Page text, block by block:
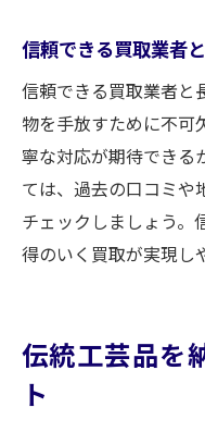
信頼できる買取業者
信頼できる買取業者と
物を手放すために不可
寧な対応が期待できる
ては、過去の口コミや
チェックしましょう。
得のいく買取が実現し
伝統工芸品を
ト